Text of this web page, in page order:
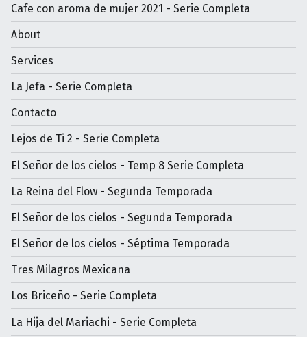
Cafe con aroma de mujer 2021 - Serie Completa
About
Services
La Jefa - Serie Completa
Contacto
Lejos de Ti 2 - Serie Completa
El Señor de los cielos - Temp 8 Serie Completa
La Reina del Flow - Segunda Temporada
El Señor de los cielos - Segunda Temporada
El Señor de los cielos - Séptima Temporada
Tres Milagros Mexicana
Los Briceño - Serie Completa
La Hija del Mariachi - Serie Completa